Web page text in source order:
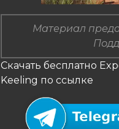
Материал
Скачать бесплатно
Keeling по ссылке